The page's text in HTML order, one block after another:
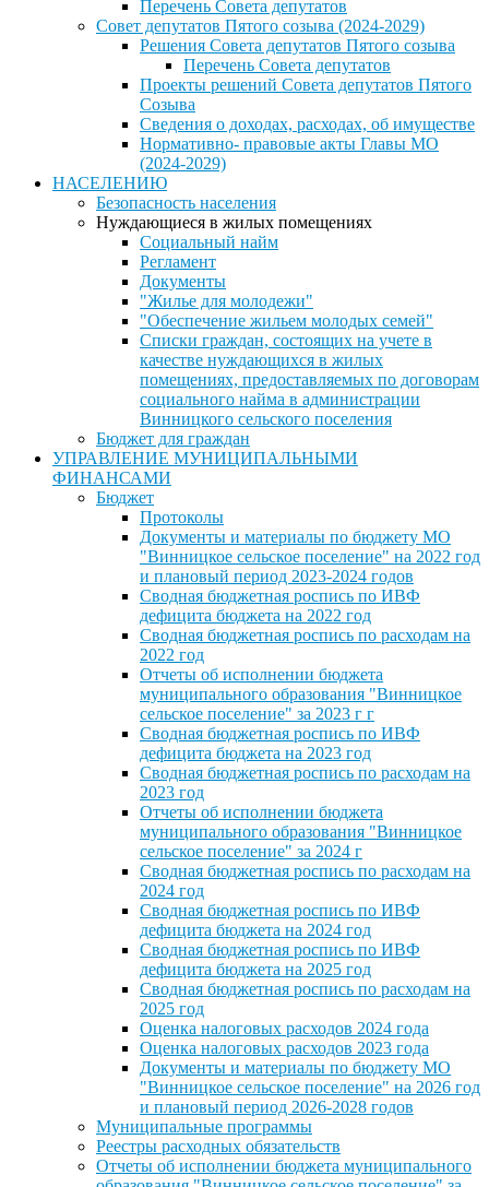
Перечень Совета депутатов
Совет депутатов Пятого созыва (2024-2029)
Решения Совета депутатов Пятого созыва
Перечень Совета депутатов
Проекты решений Совета депутатов Пятого
Созыва
Сведения о доходах, расходах, об имуществе
Нормативно- правовые акты Главы МО
(2024-2029)
НАСЕЛЕНИЮ
Безопасность населения
Нуждающиеся в жилых помещениях
Социальный найм
Регламент
Документы
"Жилье для молодежи"
"Обеспечение жильем молодых семей"
Списки граждан, состоящих на учете в
качестве нуждающихся в жилых
помещениях, предоставляемых по договорам
социального найма в администрации
Винницкого сельского поселения
Бюджет для граждан
УПРАВЛЕНИЕ МУНИЦИПАЛЬНЫМИ
ФИНАНСАМИ
Бюджет
Протоколы
Документы и материалы по бюджету МО
"Винницкое сельское поселение" на 2022 год
и плановый период 2023-2024 годов
Сводная бюджетная роспись по ИВФ
дефицита бюджета на 2022 год
Сводная бюджетная роспись по расходам на
2022 год
Отчеты об исполнении бюджета
муниципального образования "Винницкое
сельское поселение" за 2023 г г
Сводная бюджетная роспись по ИВФ
дефицита бюджета на 2023 год
Сводная бюджетная роспись по расходам на
2023 год
Отчеты об исполнении бюджета
муниципального образования "Винницкое
сельское поселение" за 2024 г
Сводная бюджетная роспись по расходам на
2024 год
Сводная бюджетная роспись по ИВФ
дефицита бюджета на 2024 год
Сводная бюджетная роспись по ИВФ
дефицита бюджета на 2025 год
Сводная бюджетная роспись по расходам на
2025 год
Оценка налоговых расходов 2024 года
Оценка налоговых расходов 2023 года
Документы и материалы по бюджету МО
"Винницкое сельское поселение" на 2026 год
и плановый период 2026-2028 годов
Муниципальные программы
Реестры расходных обязательств
Отчеты об исполнении бюджета муниципального